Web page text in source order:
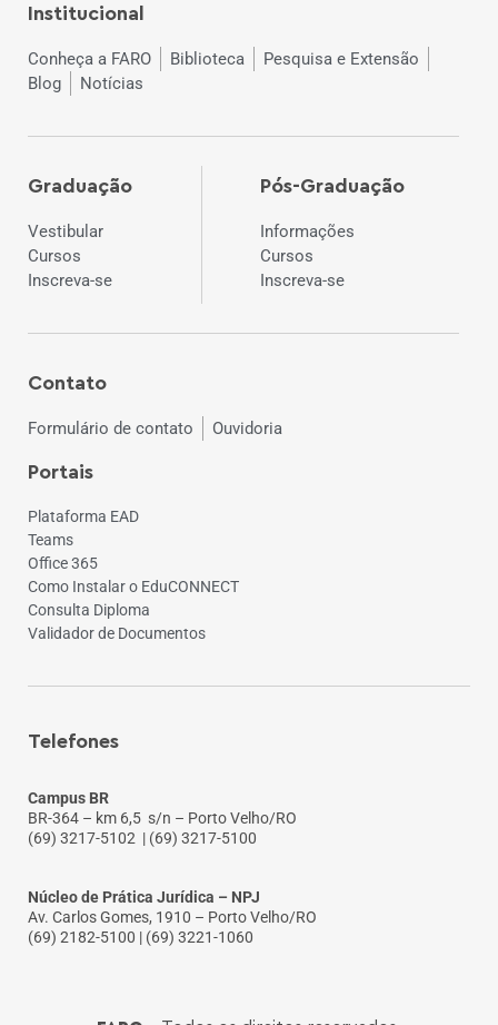
Institucional
Conheça a FARO Biblioteca
Pesquisa e Extensão
Blog
Notícias
Graduação
Vestibular
Cursos
Inscreva-se
Pós-Graduação
Informações
Cursos
Inscreva-se
Contato
Formulário de contato Ouvidoria
Portais
Plataforma EAD
Teams
Office 365
Como Instalar o EduCONNECT
Consulta Diploma
Validador de Documentos
Telefones
Campus BR
BR-364 – km 6,5 s/n – Porto Velho/RO
(69) 3217-5102 | (69) 3217-5100
Núcleo de Prática Jurídica – NPJ
Av. Carlos Gomes, 1910 – Porto Velho/RO
(69) 2182-5100 | (69) 3221-1060